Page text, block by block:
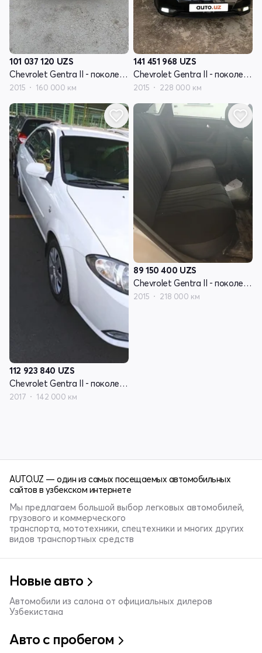
101 037 120 UZS
Chevrolet Gentra II - поколение
2015 160 000 км
141 451 968 UZS
Chevrolet Gentra II - поколение
2015 228 000 км
112 923 840 UZS
Chevrolet Gentra II - поколение
2017 142 000 км
89 150 400 UZS
Chevrolet Gentra II - поколение
2015 218 000 км
AUTO.UZ — один из самых посещаемых автомобильных
сайтов в узбекском интернете
Мы предлагаем большой выбор легковых автомобилей,
грузового и коммерческого
транспорта, мототехники, спецтехники и многих других
видов транспортных средств
Новые авто
Автомобили из салона от официальных дилеров
Узбекистана
Авто с пробегом